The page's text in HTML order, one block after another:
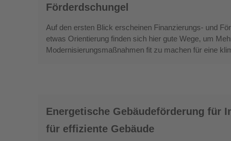
von
Expedition
Förderdschungel
Auf den ersten Blick erscheinen Finanzierungs- und
etwas Orientierung finden sich hier gute Wege, um
Modernisierungsmaßnahmen fit zu machen für eine
Gebäudeförderung
für
Energetische Gebäudeförderung für
für effiziente Gebäude